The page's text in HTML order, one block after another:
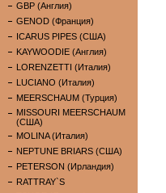
GBP (Англия)
GENOD (Франция)
ICARUS PIPES (США)
KAYWOODIE (Англия)
LORENZETTI (Италия)
LUCIANO (Италия)
MEERSCHAUM (Турция)
MISSOURI MEERSCHAUM
(США)
MOLINA (Италия)
NEPTUNE BRIARS (США)
PETERSON (Ирландия)
RATTRAY`S